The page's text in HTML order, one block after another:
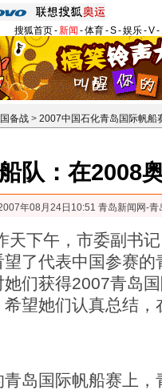
搜狐首页-新闻 -体育-S-娱乐-V-
备战 > 2007中国石化青岛国际帆船
队：在2008
年08月24日10:51 青岛新闻网-青
下午，市委副书记
了代表中国参赛
们获得2007青岛
望她们认真总结
国际帆船赛上，